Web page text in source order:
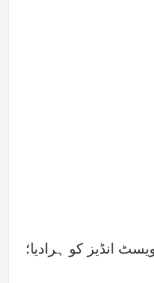
انڈیز کو ہرادیا؛